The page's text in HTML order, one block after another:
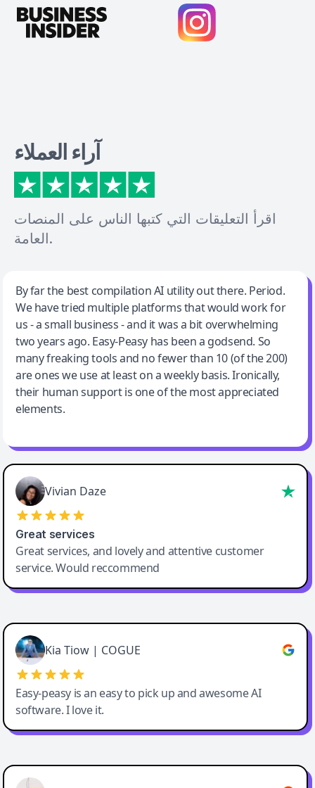
آراء العملاء
اقرأ التعليقات التي كتبها الناس على المنصات
العامة.
Jeff Wilson
By far the best compilation AI utility
By far the best compilation AI utility out there. Period.
We have tried multiple platforms that would work for
us - a small business - and it was a bit overwhelming
two years ago. Easy-Peasy has been a godsend. So
many freaking tools and no fewer than 10 (of the 200)
are ones we use at least on a weekly basis. Ironically,
their human support is one of the most appreciated
elements.
Vivian Daze
Great services
Great services, and lovely and attentive customer
service. Would reccommend
Cody Crabb
Great service, Best AI tool
Kia Tiow | COGUE
Easy-peasy is an easy to pick up and awesome AI
software. I love it.
Easy-Peasy AI